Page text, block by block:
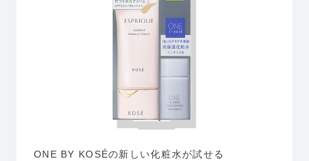
ONE BY KOSÉの新しい化粧水が試せる